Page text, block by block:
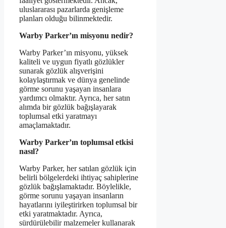
uluslararası pazarlarda genişleme
planları olduğu bilinmektedir.
Warby Parker’ın misyonu nedir?
Warby Parker’ın misyonu, yüksek
kaliteli ve uygun fiyatlı gözlükler
sunarak gözlük alışverişini
kolaylaştırmak ve dünya genelinde
görme sorunu yaşayan insanlara
yardımcı olmaktır. Ayrıca, her satın
alımda bir gözlük bağışlayarak
toplumsal etki yaratmayı
amaçlamaktadır.
Warby Parker’ın toplumsal etkisi
nasıl?
Warby Parker, her satılan gözlük için
belirli bölgelerdeki ihtiyaç sahiplerine
gözlük bağışlamaktadır. Böylelikle,
görme sorunu yaşayan insanların
hayatlarını iyileştirirken toplumsal bir
etki yaratmaktadır. Ayrıca,
sürdürülebilir malzemeler kullanarak